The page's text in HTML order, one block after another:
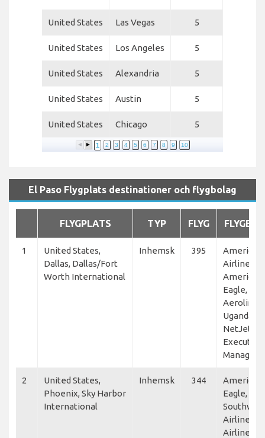
United States Las Vegas 5
United States Los Angeles 5
United States Alexandria 5
United States Austin 5
United States Chicago 5
1 2 3 4 5 6 7 8 9 10
El Paso Flygplats destinationer och flygbolag
FLYGPLATS TYP FLYG
1
United States,
Dallas, Dallas/Fort
Worth International
Inhemsk 395
American
Airlines,
American
Eagle,
Aerolink
Uganda,
NetJets,
2
United States,
Phoenix, Sky Harbor
International
Inhemsk 344
American
Eagle,
Airlines,
Airlines,